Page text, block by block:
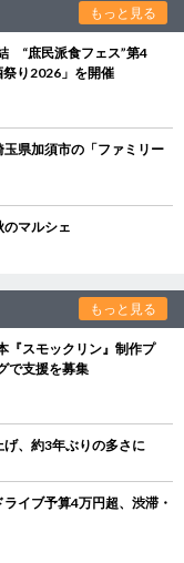
もっと見る
“庶民派食フェス”第4
り2026」を開催
県加須市の「ファミリー
マルシェ
もっと見る
『スモックリン』制作プ
で支援を募集
、約3年ぶりの多さに
イブ予算4万円超、渋滞・